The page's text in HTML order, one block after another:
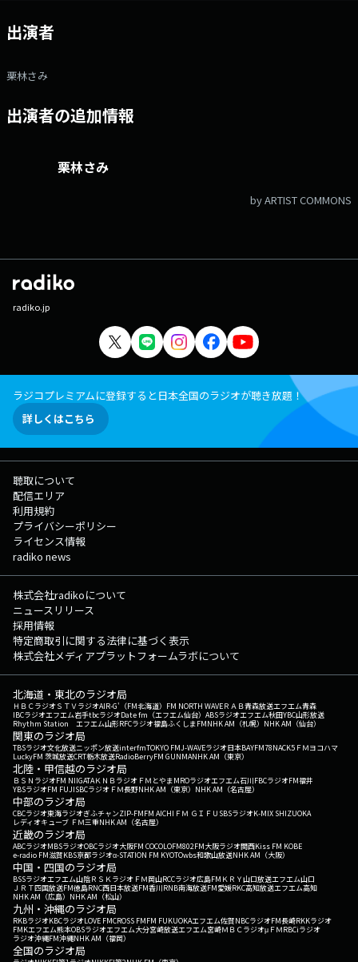
クイズを出題！ 木曜日は【世界のレシ?ェント?クイス?！】 正解した
方から抽選で３名様に “アクリルお守り” プレゼント！ ●12時台【栗
歌” をワールドをテーマにお届け！ 正解した方から抽選で3名様に サミ
ー直筆の絵描き歌の色紙をプレゼント！ あなたのご参加をお待ちして
グ「#smile795」を付けてポストしてください！ 【メッセージフォ
ださい！ 月曜日：フライングガーデン「爆ハンサミット」 月曜
日：私の人生の"一行格言"ファイル 月曜日：【テレフォン】クリヒン
【スマサミ ギルド投書箱】～お悩み&解決報告募集中～ 火曜日：【ス
ンのキーボードにつて 木曜日：【弁護士法人・響 presents島田秀平
す！！ ふつおた
出演者
栗林さみ
出演者の追加情報
栗林さみ
by ARTIST COMMONS
radiko.jp
ラジコプレミアムに登録すると日本全国のラジオが聴き放題！
詳しくはこちら
聴取について
配信エリア
利用規約
プライバシーポリシー
ライセンス情報
radiko news
株式会社radikoについて
ニュースリリース
採用情報
特定商取引に関する法律に基づく表示
株式会社メディアプラットフォームラボについて
北海道・東北のラジオ局
ＨＢＣラジオＳＴＶラジオAIR-G'（FM北海道） FM NORTH WAVEＲＡＢ青森放送エフエム青森
IBCラジオエフエム岩手tbcラジオDate fm（エフエム仙台） ABSラジオエフエム秋田YBC山形放送
Rhythm Station エフエム山形RFCラジオ福島ふくしまFMNHK AM（札幌） NHK AM（仙台）
関東のラジオ局
TBSラジオ文化放送ニッポン放送interfmTOKYO FMJ-WAVEラジオ日本BAYFM78NACK5 ＦＭヨコハマ
LuckyFM 茨城放送CRT栃木放送RadioBerryFM GUNMANHK AM（東京）
北陸・甲信越のラジオ局
ＢＳＮラジオFM NIIGATAＫＮＢラジオ ＦＭとやまMROラジオエフエム石川FBCラジオFM福井
YBSラジオFM FUJISBCラジオ ＦＭ長野NHK AM（東京） NHK AM（名古屋）
中部のラジオ局
CBCラジオ東海ラジオぎふチャンZIP-FMFM AICHI ＦＭ ＧＩＦＵ SBSラジオK-MIX SHIZUOKA
レディオキューブ ＦＭ三重NHK AM（名古屋）
近畿のラジオ局
ABCラジオMBSラジオOBCラジオ大阪FM COCOLOFM802FM大阪ラジオ関西Kiss FM KOBE
e-radio FM滋賀KBS京都ラジオα-STATION FM KYOTOwbs和歌山放送NHK AM（大阪）
中国・四国のラジオ局
BSSラジオエフエム山陰ＲＳＫラジオ ＦＭ岡山RCCラジオ広島FM ＫＲＹ山口放送エフエム山口
ＪＲＴ四国放送FM徳島RNC西日本放送FM香川RNB南海放送FM愛媛RKC高知放送エフエム高知
NHK AM（広島） NHK AM（松山）
九州・沖縄のラジオ局
RKBラジオKBCラジオLOVE FMCROSS FMFM FUKUOKAエフエム佐賀NBCラジオFM長崎RKKラジオ
FMKエフエム熊本OBSラジオエフエム大分宮崎放送エフエム宮崎ＭＢＣラジオμＦＭRBCiラジオ
ラジオ沖縄FM沖縄NHK AM（福岡）
全国のラジオ局